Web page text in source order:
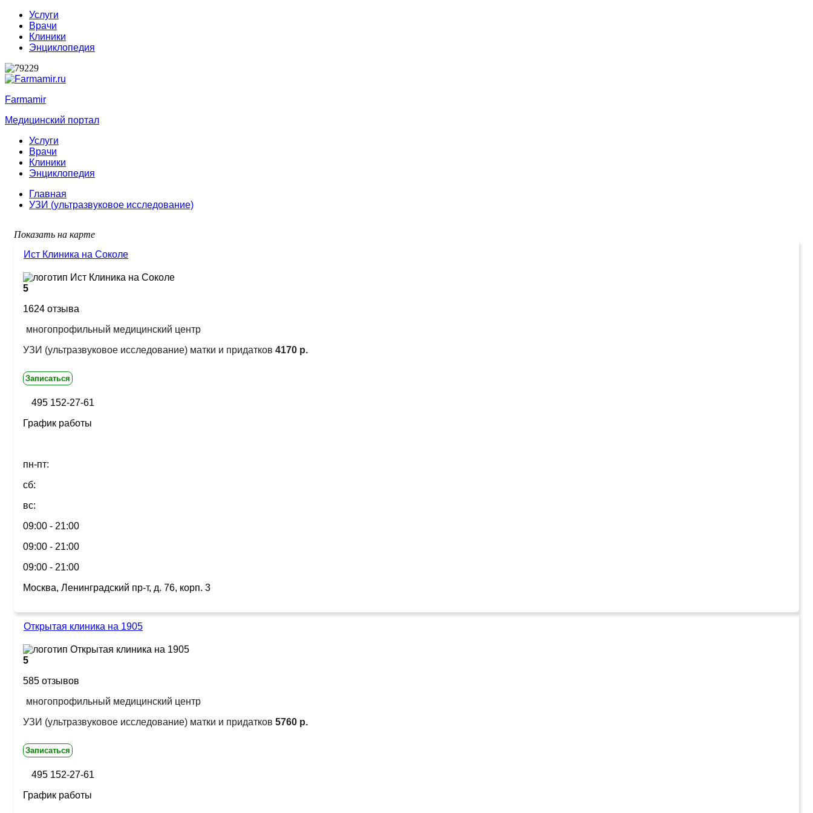
Услуги
Врачи
Клиники
Энциклопедия
Farmamir
Медицинский портал
Услуги
Врачи
Клиники
Энциклопедия
Главная
УЗИ (ультразвуковое исследование)
Показать на карте
Ист Клиника на Соколе
5
1624 отзыва
многопрофильный медицинский центр
УЗИ (ультразвуковое исследование) матки и придатков 4170 р.
Записаться
495 152-27-61
График работы
пн-пт:
сб:
вс:
09:00 - 21:00
09:00 - 21:00
09:00 - 21:00
Москва, Ленинградский пр-т, д. 76, корп. 3
Открытая клиника на 1905
5
585 отзывов
многопрофильный медицинский центр
УЗИ (ультразвуковое исследование) матки и придатков 5760 р.
Записаться
495 152-27-61
График работы